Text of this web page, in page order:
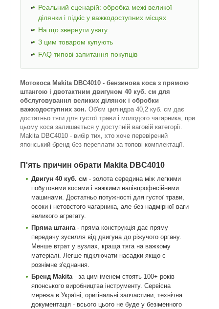
Реальний сценарій: обробка межі великої
ділянки і підкіс у важкодоступних місцях
На що звернути увагу
З цим товаром купують
FAQ типові запитання покупців
Мотокоса Makita DBC4010 - бензинова коса з прямою
штангою і двотактним двигуном 40 куб. см для
обслуговування великих ділянок і обробки
важкодоступних зон. Об'єм циліндра 40,2 куб. см дає
достатньо тяги для густої трави і молодого чагарника, при
цьому коса залишається у доступній ваговій категорії.
Makita DBC4010 - вибір тих, хто хоче перевірений
японський бренд без переплати за топові комплектації.
П'ять причин обрати Makita DBC4010
Двигун 40 куб. см - золота середина між легкими
побутовими косами і важкими напівпрофесійними
машинами. Достатньо потужності для густої трави,
осоки і нетовстого чагарника, але без надмірної ваги
великого агрегату.
Пряма штанга- пряма конструкція дає пряму
передачу зусилля від двигуна до ріжучого органу.
Менше втрат у вузлах, краща тяга на важкому
матеріалі. Легше підключати насадки якщо є
рознімне з'єднання.
Бренд Makita- за цим іменем стоять 100+ років
японського виробництва інструменту. Сервісна
мережа в Україні, оригінальні запчастини, технічна
документація - всього цього не буде у безіменного